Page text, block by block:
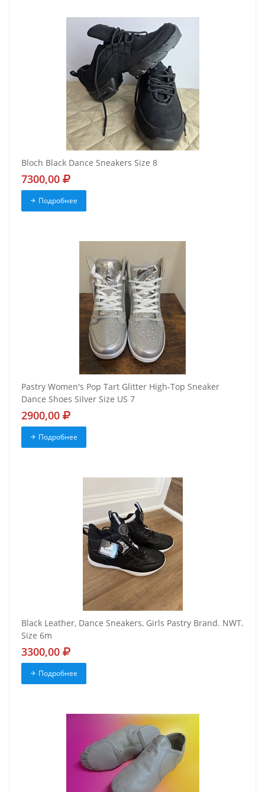
Bloch Black Dance Sneakers Size 8
7300,00
Подробнее
Pastry Women's Pop Tart Glitter High-Top Sneaker
Dance Shoes Silver Size US 7
2900,00
Подробнее
Black Leather, Dance Sneakers, Girls Pastry Brand. NWT.
Size 6m
3300,00
Подробнее